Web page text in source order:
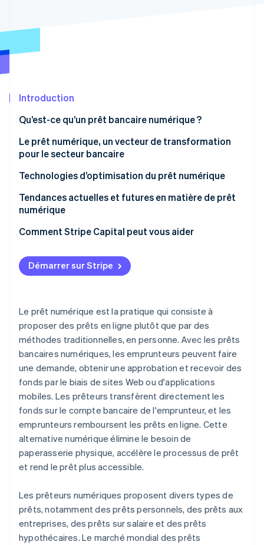
Radar
Atlas
Élimination du carbone
Vérification de l'identité
Découvrez comment Stripe construit l’infrastructure
Regarder la vidéo
Introduction
Qu’est-ce qu’un prêt bancaire numérique ?
Le prêt numérique, un vecteur de transformation
pour le secteur bancaire
Technologies d’optimisation du prêt numérique
Tendances actuelles et futures en matière de prêt
numérique
Tendances actuelles
Tendances futures
Comment Stripe Capital peut vous aider
Démarrer sur Stripe
Le prêt numérique est la pratique qui consiste à
proposer des prêts en ligne plutôt que par des
méthodes traditionnelles, en personne. Avec les prêts
bancaires numériques, les emprunteurs peuvent faire
une demande, obtenir une approbation et recevoir des
fonds par le biais de sites Web ou d'applications
mobiles. Les prêteurs transfèrent directement les
fonds sur le compte bancaire de l'emprunteur, et les
emprunteurs remboursent les prêts en ligne. Cette
alternative numérique élimine le besoin de
paperasserie physique, accélère le processus de prêt
et rend le prêt plus accessible.
Les prêteurs numériques proposent divers types de
prêts, notamment des prêts personnels, des prêts aux
entreprises, des prêts sur salaire et des prêts
hypothécaires. Le marché mondial des prêts